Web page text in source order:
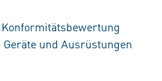
und Ausrüstungen